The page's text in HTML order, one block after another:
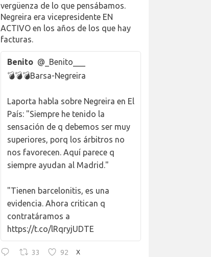
vergüenza de lo que pensábamos.
Negreira era vicepresidente EN
ACTIVO en los años de los que hay
facturas.
Benito @_Benito___
💣💣💣Barsa-Negreira
Laporta habla sobre Negreira en El
País: "Siempre he tenido la
sensación de q debemos ser muy
superiores, porq los árbitros no
nos favorecen. Aquí parece q
siempre ayudan al Madrid."
"Tienen barcelonitis, es una
evidencia. Ahora critican q
contratáramos a
https://t.co/lRqryjUDTE
33 92 X